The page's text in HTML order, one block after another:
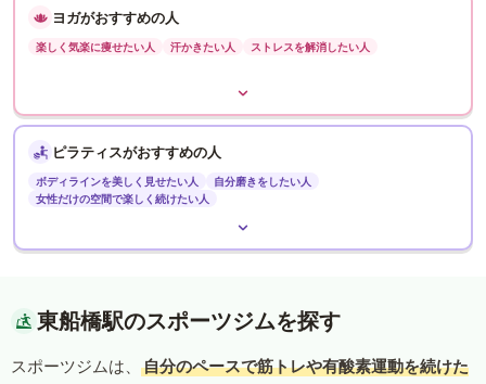
ヨガがおすすめの人
楽しく気楽に痩せたい人 汗かきたい人 ストレスを解消したい人
ピラティスがおすすめの人
ボディラインを美しく見せたい人
自分磨きをしたい人
女性だけの空間で楽しく続けたい人
東船橋駅のスポーツジムを探す
スポーツジムは、
自分のペースで筋トレや有酸素運動を続けた